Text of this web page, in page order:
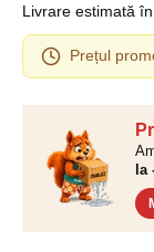
la
Livrare estimată în
Prețul